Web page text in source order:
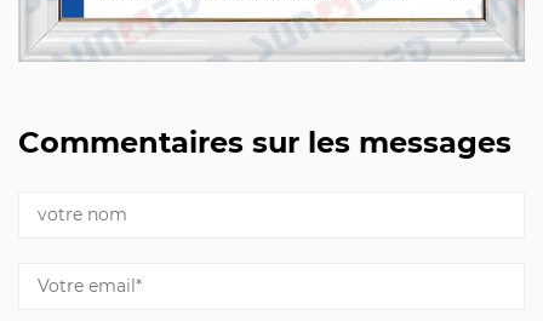
Commentaires sur les messages